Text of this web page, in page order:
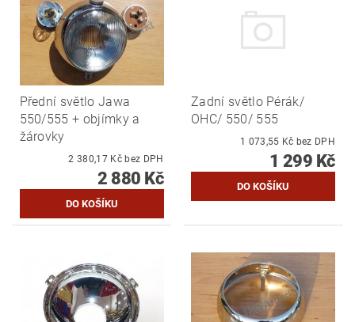
Přední světlo Jawa
550/555 + objímky a
žárovky
2 380,17 Kč bez DPH
2 880 Kč
Zadní světlo Pérák/
OHC/ 550/ 555
1 073,55 Kč bez DPH
1 299 Kč